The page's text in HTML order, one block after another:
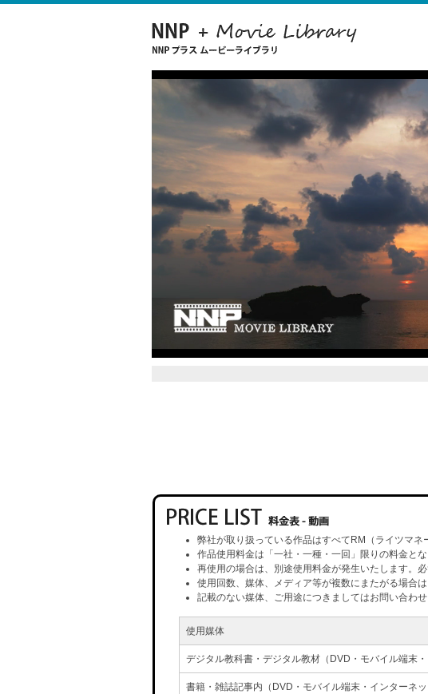
弊社が取り扱っている作品はすべてRM（ライツマネ
作品使用料金は「一社・一種・一回」限りの料金とな
再使用の場合は、別途使用料金が発生いたします。必
使用回数、媒体、メディア等が複数にまたがる場合
記載のない媒体、ご用途につきましてはお問い合わせ
使用媒体
デジタル教科書・デジタル教材（DVD・モバイル端末・
書籍・雑誌記事内（DVD・モバイル端末・インターネッ